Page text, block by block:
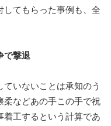
てもらった事例も、全
で撃退
いないことは承知のう
柔などあの手この手で祝
着工するという計算であ